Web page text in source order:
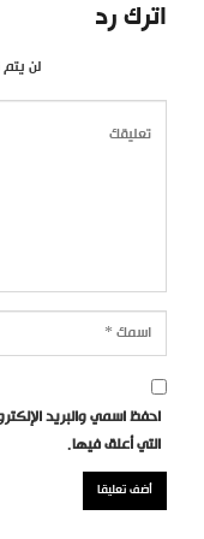
اترك رد
لن
احفظ اسمي والبريد
التي أعلق فيها.